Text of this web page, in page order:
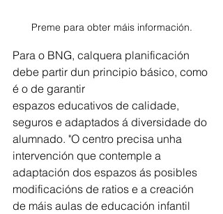
Preme para obter máis información.
Para o BNG, calquera planificación
debe partir dun principio básico, como
é o de garantir
espazos educativos de calidade,
seguros e adaptados á diversidade do
alumnado. "O centro precisa unha
intervención que contemple a
adaptación dos espazos ás posibles
modificacións de ratios e a creación
de máis aulas de educación infantil